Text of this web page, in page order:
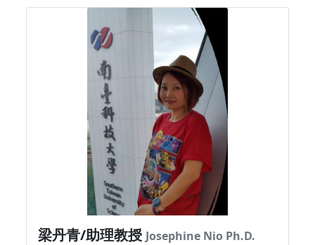
梁丹青/助理教授 Josephine Nio Ph.D.